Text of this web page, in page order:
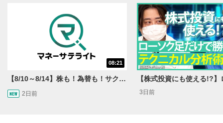
動画を再生または一時停止します。
10秒戻し/10秒送り
10秒、動画を巻き戻し/早送りします。
再生位置を示しています。再生したい位置をクリック
するとその位置から動画が再生されます。
08:21
【8/10～8/14】株も！為替も！サクッと！来週のマーケット見通し＜Next View＞
2日前 3日前